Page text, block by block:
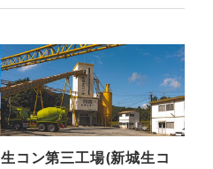
生コン第三工場(新城生コ